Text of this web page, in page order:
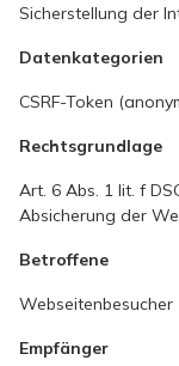
Sicherstellung der
Datenkategorien
CSRF-Token
Rechtsgrundlage
Art. 6 Abs. 1 lit. f
Absicherung der
Betroffene
Webseitenbesucher
Empfänger